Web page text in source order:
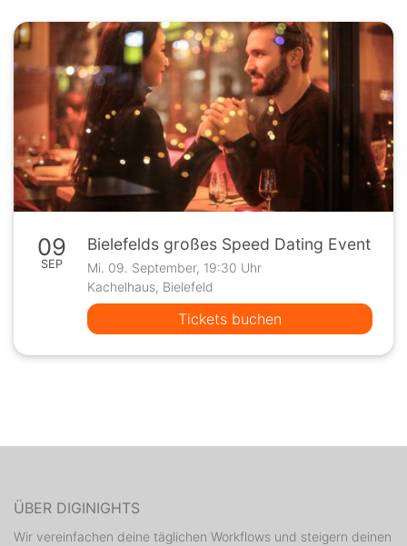
09
SEP
Bielefelds großes Speed Dating Event
Mi. 09. September, 19:30 Uhr
Kachelhaus, Bielefeld
Tickets buchen
ÜBER DIGINIGHTS
Wir vereinfachen deine täglichen Workflows und steigern deinen